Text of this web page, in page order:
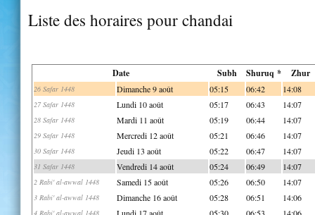
Liste des horaires pour chandai
Date Subh Shuruq * Zhur
26 Safar 1448 Dimanche 9 août 05:15 06:42 14:08
27 Safar 1448 Lundi 10 août 05:17 06:43 14:07
28 Safar 1448 Mardi 11 août 05:19 06:44 14:07
29 Safar 1448 Mercredi 12 août 05:21 06:46 14:07
30 Safar 1448 Jeudi 13 août 05:22 06:47 14:07
31 Safar 1448 Vendredi 14 août 05:24 06:49 14:07
2 Rabi' al-awwal 1448 Samedi 15 août 05:26 06:50 14:07
3 Rabi' al-awwal 1448 Dimanche 16 août 05:28 06:51 14:06
4 Rabi' al-awwal 1448